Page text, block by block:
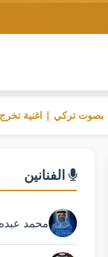
تركي | اغنية تخرج
الفنانين
محمد عبده